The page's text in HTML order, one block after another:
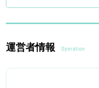
運営者情報 Operation